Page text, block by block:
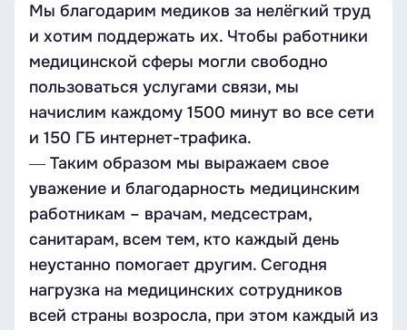
Мы благодарим медиков за нелёгкий труд
и хотим поддержать их. Чтобы работники
медицинской сферы могли свободно
пользоваться услугами связи, мы
начислим каждому 1500 минут во все сети
и 150 ГБ интернет-трафика.
― Таким образом мы выражаем свое
уважение и благодарность медицинским
работникам – врачам, медсестрам,
санитарам, всем тем, кто каждый день
неустанно помогает другим. Сегодня
нагрузка на медицинских сотрудников
всей страны возросла, при этом каждый из